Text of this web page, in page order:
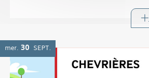
mer. 30 SEPT.